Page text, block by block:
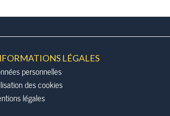
LÉGALES
personnelles
des cookies
légales